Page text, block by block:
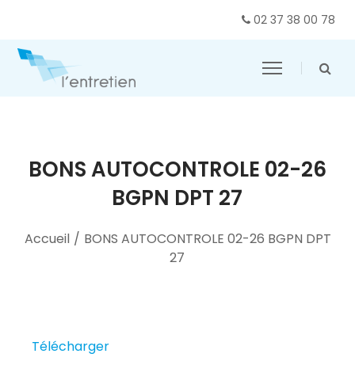
02 37 38 00 78
BONS AUTOCONTROLE 02-26
BGPN DPT 27
Accueil / BONS AUTOCONTROLE 02-26 BGPN DPT
27
Télécharger